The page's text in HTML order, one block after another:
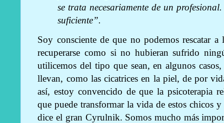
se trata necesariamente de un
suficiente”.
Soy consciente de que no podemos rescatar
recuperarse como si no hubieran sufrido
utilicemos del tipo que sean, en algunos
llevan, como las cicatrices en la piel, de por
así, estoy convencido de que la psicoterapia
que puede transformar la vida de estos chicos
dice el gran Cyrulnik. Somos mucho más